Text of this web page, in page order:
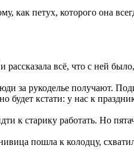
как петух, которого она
всё, что с ней
за рукоделье получают.
будет кстати: у нас к
к старику работать. Но
пошла к колодцу,